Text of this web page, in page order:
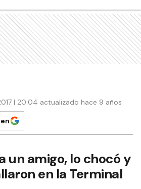
| 20:04 actualizado hace 9 años
un amigo, lo chocó y
en la Terminal